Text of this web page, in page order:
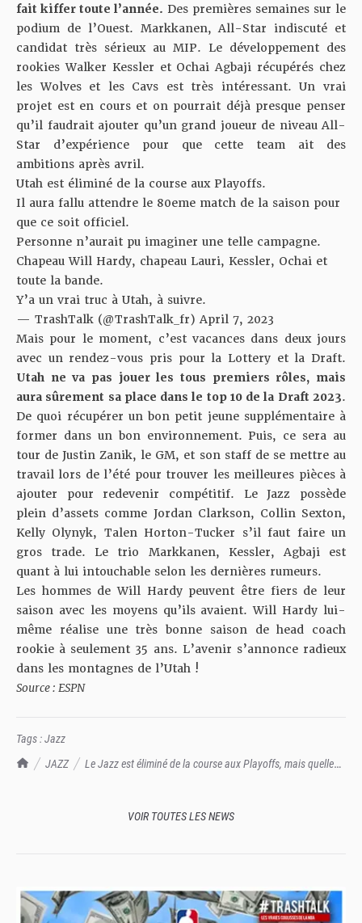
TrashTalk Actu NBA
JAZZ
Le Jazz est éliminé de la course aux Playoffs, mais quelle
fait kiffer toute l’année. Des premières semaines sur le
podium de l’Ouest. Markkanen, All-Star indiscuté et
candidat très sérieux au MIP. Le développement des
rookies Walker Kessler et Ochai Agbaji récupérés chez
les Wolves et les Cavs est très intéressant. Un vrai
projet est en cours et on pourrait déjà presque penser
qu’il faudrait ajouter qu’un grand joueur de niveau All-
Star d’expérience pour que cette team ait des
ambitions après avril.
Utah est éliminé de la course aux Playoffs.
Il aura fallu attendre le 80eme match de la saison pour
que ce soit officiel.
Personne n’aurait pu imaginer une telle campagne.
Chapeau Will Hardy, chapeau Lauri, Kessler, Ochai et
toute la bande.
Y’a un vrai truc à Utah, à suivre.
— TrashTalk (@TrashTalk_fr) April 7, 2023
Mais pour le moment, c’est vacances dans deux jours
avec un rendez-vous pris pour la Lottery et la Draft.
Utah ne va pas jouer les tous premiers rôles, mais
aura sûrement sa place dans le top 10 de la Draft 2023.
De quoi récupérer un bon petit jeune supplémentaire à
former dans un bon environnement. Puis, ce sera au
tour de Justin Zanik, le GM, et son staff de se mettre au
travail lors de l’été pour trouver les meilleures pièces à
ajouter pour redevenir compétitif. Le Jazz possède
plein d’assets comme Jordan Clarkson, Collin Sexton,
Kelly Olynyk, Talen Horton-Tucker s’il faut faire un
gros trade. Le trio Markkanen, Kessler, Agbaji est
quant à lui intouchable selon les dernières rumeurs.
Les hommes de Will Hardy peuvent être fiers de leur
saison avec les moyens qu’ils avaient. Will Hardy lui-
même réalise une très bonne saison de head coach
rookie à seulement 35 ans. L’avenir s’annonce radieux
dans les montagnes de l’Utah !
Source : ESPN
Tags :Jazz
VOIR TOUTES LES NEWS